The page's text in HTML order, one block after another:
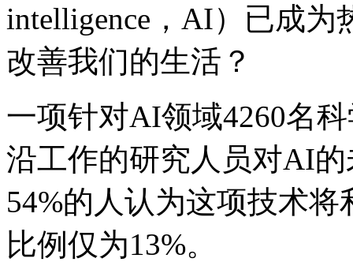
intelligence，AI）已成
改善我们的生活？
一项针对AI领域4260名
沿工作的研究人员对AI
54%的人认为这项技术
比例仅为13%。